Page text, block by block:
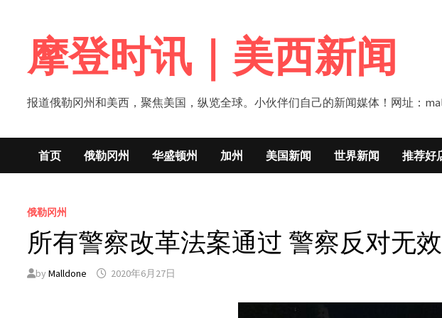
content摩登时讯｜美西新闻
报道俄勒冈州和美西，聚焦美国，纵览全球。小伙伴们自己的新闻媒体！网址：
首页 俄勒冈州 华盛顿州 加州 美国新闻 世界新闻 推荐好
俄勒冈州
所有警察改革法案通过 警察反对无
byMalldone 2020年6月27日